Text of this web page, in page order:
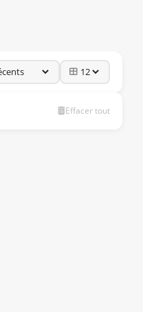
Effacer tout